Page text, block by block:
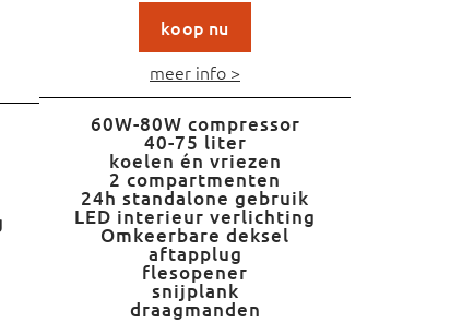
koop nu
meer info >
60W-80W compressor
40-75 liter
koelen én vriezen
2 compartmenten
24h standalone gebruik
LED interieur verlichting
Omkeerbare deksel
aftapplug
flesopener
snijplank
draagmanden